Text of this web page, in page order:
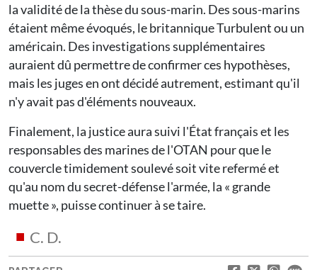
la validité de la thèse du sous-marin. Des sous-marins
étaient même évoqués, le britannique Turbulent ou un
américain. Des investigations supplémentaires
auraient dû permettre de confirmer ces hypothèses,
mais les juges en ont décidé autrement, estimant qu'il
n'y avait pas d'éléments nouveaux.
Finalement, la justice aura suivi l'État français et les
responsables des marines de l'OTAN pour que le
couvercle timidement soulevé soit vite refermé et
qu'au nom du secret-défense l'armée, la « grande
muette », puisse continuer à se taire.
C. D.